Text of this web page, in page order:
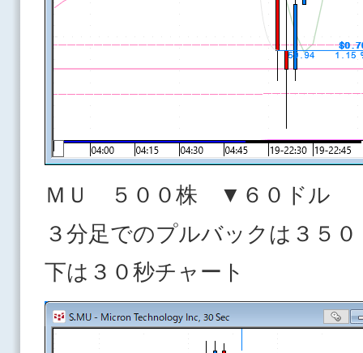
ＭＵ ５００株 ▼６０ドル
３分足でのプルバックは３５
下は３０秒チャート